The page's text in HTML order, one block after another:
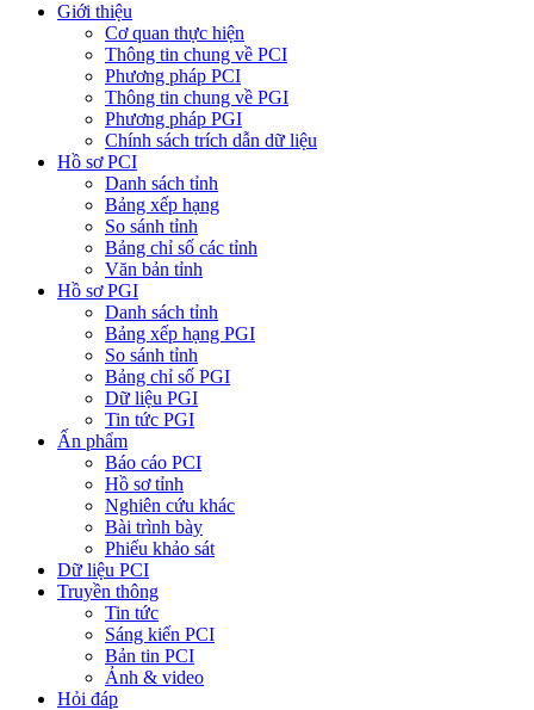
Giới thiệu
Cơ quan thực hiện
Thông tin chung về PCI
Phương pháp PCI
Thông tin chung về PGI
Phương pháp PGI
Chính sách trích dẫn dữ liệu
Hồ sơ PCI
Danh sách tỉnh
Bảng xếp hạng
So sánh tỉnh
Bảng chỉ số các tỉnh
Văn bản tỉnh
Hồ sơ PGI
Danh sách tỉnh
Bảng xếp hạng PGI
So sánh tỉnh
Bảng chỉ số PGI
Dữ liệu PGI
Tin tức PGI
Ấn phẩm
Báo cáo PCI
Hồ sơ tỉnh
Nghiên cứu khác
Bài trình bày
Phiếu khảo sát
Dữ liệu PCI
Truyền thông
Tin tức
Sáng kiến PCI
Bản tin PCI
Ảnh & video
Hỏi đáp